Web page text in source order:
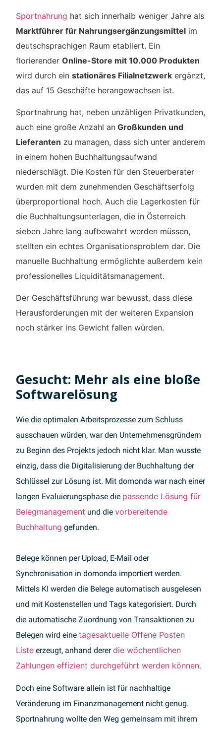
Sportnahrung hat sich innerhalb weniger Jahre als
Marktführer für Nahrungsergänzungsmittel im
deutschsprachigen Raum etabliert. Ein
florierenderOnline-Store mit 10.000 Produkten
wird durch einstationäres Filialnetzwerk ergänzt,
das auf 15 Geschäfte herangewachsen ist.
Sportnahrung hat, neben unzähligen Privatkunden,
auch eine große Anzahl an Großkunden und
Lieferanten zu managen, dass sich unter anderem
in einem hohen Buchhaltungsaufwand
niederschlägt. Die Kosten für den Steuerberater
wurden mit dem zunehmenden Geschäftserfolg
überproportional hoch. Auch die Lagerkosten für
die Buchhaltungsunterlagen, die in Österreich
sieben Jahre lang aufbewahrt werden müssen,
stellten ein echtes Organisationsproblem dar. Die
manuelle Buchhaltung ermöglichte außerdem kein
professionelles Liquiditätsmanagement.
Der Geschäftsführung war bewusst, dass diese
Herausforderungen mit der weiteren Expansion
noch stärker ins Gewicht fallen würden.
Gesucht: Mehr als eine bloße
Softwarelösung
Wie die optimalen Arbeitsprozesse zum Schluss
ausschauen würden, war den Unternehmensgründern
zu Beginn des Projekts jedoch nicht klar. Man wusste
einzig, dass die Digitalisierung der Buchhaltung der
Schlüssel zur Lösung ist. Mit domonda war nach einer
langen Evaluierungsphase die passende Lösung für
Belegmanagement und dievorbereitende
Buchhaltung gefunden.
Belege können per Upload, E-Mail oder
Synchronisation in domonda importiert werden.
Mittels KI werden die Belege automatisch ausgelesen
und mit Kostenstellen und Tags kategorisiert. Durch
die automatische Zuordnung von Transaktionen zu
Belegen wird einetagesaktuelle Offene Posten
Liste erzeugt, anhand dererdie wöchentlichen
Zahlungen effizient durchgeführt werden können.
Doch eine Software allein ist für nachhaltige
Veränderung im Finanzmanagement nicht genug.
Sportnahrung wollte den Weg gemeinsam mit ihrem